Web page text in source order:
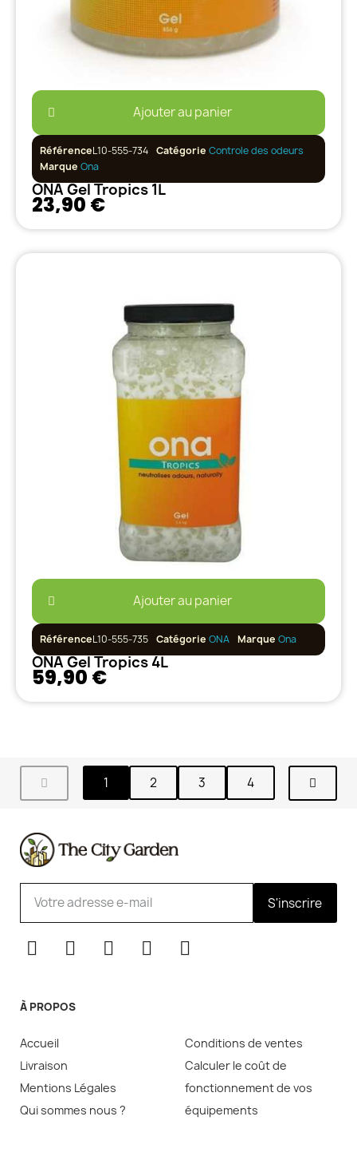
Ajouter au panier
RéférenceL10-555-734 Catégorie Controle des odeurs
Marque Ona
ONA Gel Tropics 1L
23,90 €
Ajouter au panier
RéférenceL10-555-735 Catégorie ONA Marque Ona
ONA Gel Tropics 4L
59,90 €
1 2 3 4
S'inscrire
À PROPOS
Accueil
Livraison
Mentions Légales
Qui sommes nous ?
Conditions de ventes
Calculer le coût de
fonctionnement de vos
équipements